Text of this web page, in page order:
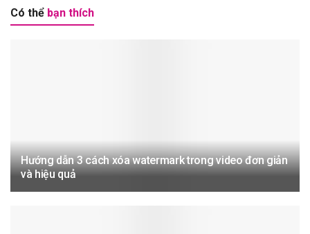
Có thể bạn thích
Hướng dẫn 3 cách xóa watermark trong video đơn giản
và hiệu quả